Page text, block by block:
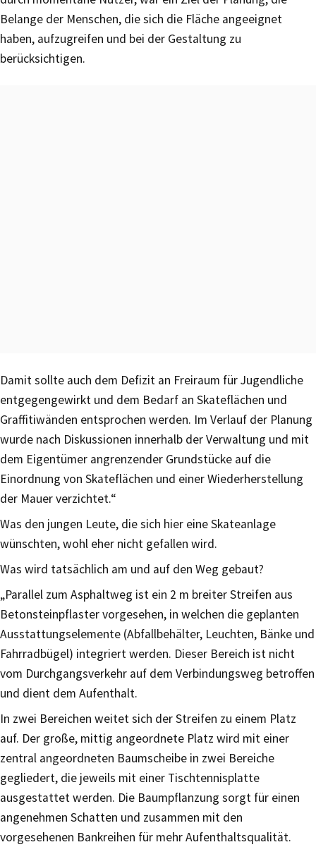
Belange der Menschen, die sich die Fläche angeeignet
haben, aufzugreifen und bei der Gestaltung zu
berücksichtigen.
Damit sollte auch dem Defizit an Freiraum für Jugendliche
entgegengewirkt und dem Bedarf an Skateflächen und
Graffitiwänden entsprochen werden. Im Verlauf der Planung
wurde nach Diskussionen innerhalb der Verwaltung und mit
dem Eigentümer angrenzender Grundstücke auf die
Einordnung von Skateflächen und einer Wiederherstellung
der Mauer verzichtet.“
Was den jungen Leute, die sich hier eine Skateanlage
wünschten, wohl eher nicht gefallen wird.
Was wird tatsächlich am und auf den Weg gebaut?
„Parallel zum Asphaltweg ist ein 2 m breiter Streifen aus
Betonsteinpflaster vorgesehen, in welchen die geplanten
Ausstattungselemente (Abfallbehälter, Leuchten, Bänke und
Fahrradbügel) integriert werden. Dieser Bereich ist nicht
vom Durchgangsverkehr auf dem Verbindungsweg betroffen
und dient dem Aufenthalt.
In zwei Bereichen weitet sich der Streifen zu einem Platz
auf. Der große, mittig angeordnete Platz wird mit einer
zentral angeordneten Baumscheibe in zwei Bereiche
gegliedert, die jeweils mit einer Tischtennisplatte
ausgestattet werden. Die Baumpflanzung sorgt für einen
angenehmen Schatten und zusammen mit den
vorgesehenen Bankreihen für mehr Aufenthaltsqualität.